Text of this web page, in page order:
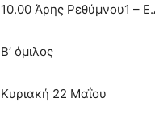
10.00 Άρης Ρεθύμνου1 –
Β’ όμιλος
Κυριακή 22 Μαΐου